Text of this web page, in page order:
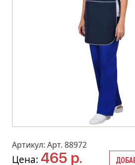
Артикул: Арт. 88972
Цена: 465 р.